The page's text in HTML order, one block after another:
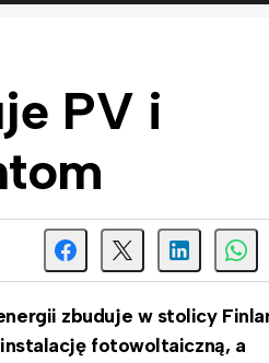
PV i
zbuduje w stolicy
fotowoltaiczną, a